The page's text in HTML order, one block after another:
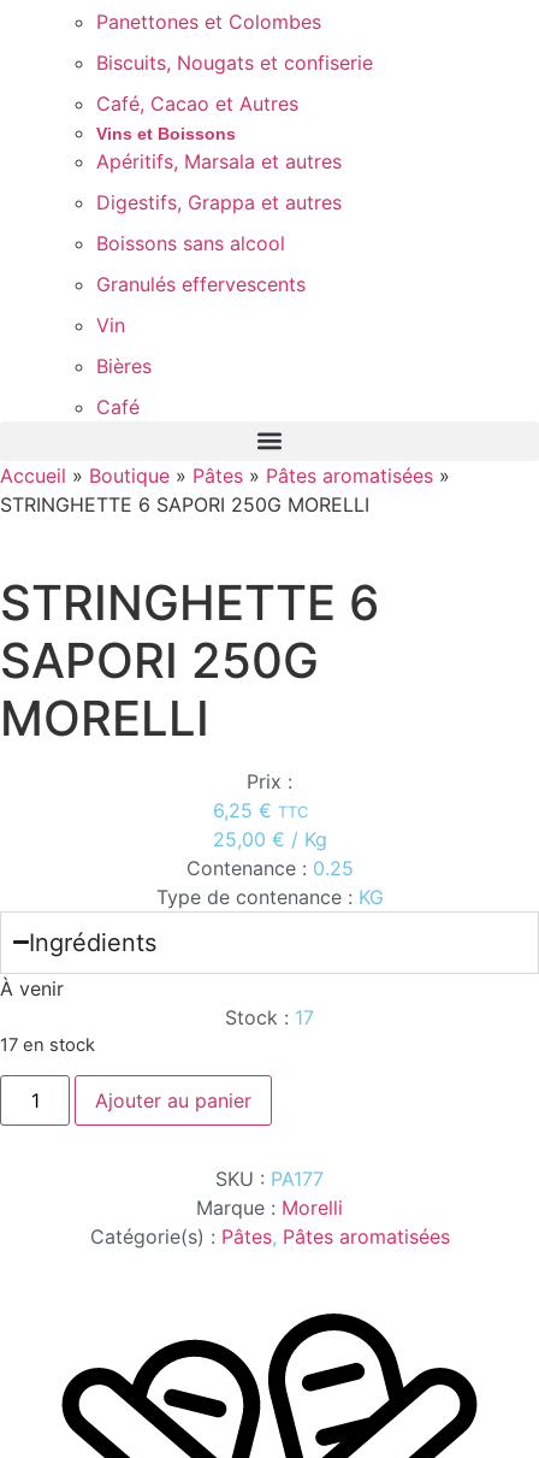
Panettones et Colombes
Biscuits, Nougats et confiserie
Café, Cacao et Autres
Vins et Boissons
Apéritifs, Marsala et autres
Digestifs, Grappa et autres
Boissons sans alcool
Granulés effervescents
Vin
Bières
Café
Accueil » Boutique » Pâtes » Pâtes aromatisées »
STRINGHETTE 6 SAPORI 250G MORELLI
STRINGHETTE 6
SAPORI 250G
MORELLI
Prix :
6,25 € TTC
25,00 € / Kg
Contenance : 0.25
Type de contenance : KG
Ingrédients
À venir
Stock : 17
17 en stock
quantité
STRINGHETTE
Ajouter au panier
SKU : PA177
Marque : Morelli
Catégorie(s) : Pâtes, Pâtes aromatisées